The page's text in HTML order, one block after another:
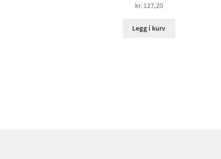
kr. 127,20
Legg í kurv